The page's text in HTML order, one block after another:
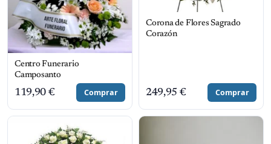
Centro Funerario
Camposanto
119,90 € Comprar
Corona de Flores Sagrado
Corazón
249,95 € Comprar